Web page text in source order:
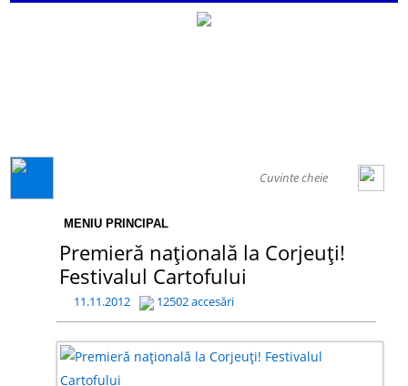
MENIU PRINCIPAL
Premieră națională la Corjeuți!
Festivalul Cartofului
11.11.2012 12502 accesări